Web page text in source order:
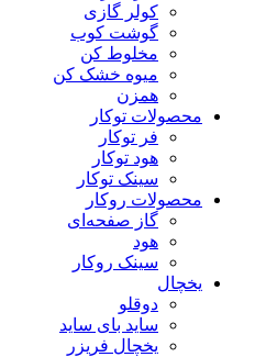
کولر گازی
گوشت کوب
مخلوط کن
میوه خشک کن
همزن
محصولات توکار
فر توکار
هود توکار
سینک توکار
محصولات روکار
گاز صفحه‌ای
هود
سینک روکار
یخچال
دوقلو
ساید بای ساید
یخچال فریزر